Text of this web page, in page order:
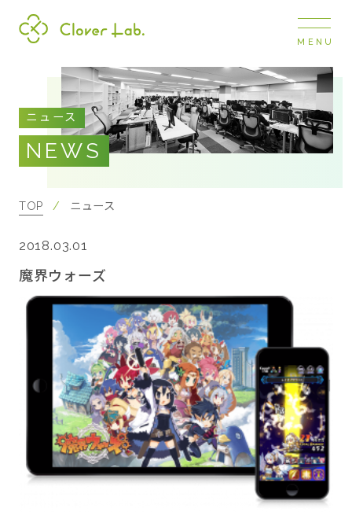
COMPANY
企業情報
ナビ
事業展開
RECRUIT
採用情報
NEWS
お知らせ
CONTACT
MENU
ニュース
NEWS
TOP ニュース
魔界ウォーズ
2018.03.01